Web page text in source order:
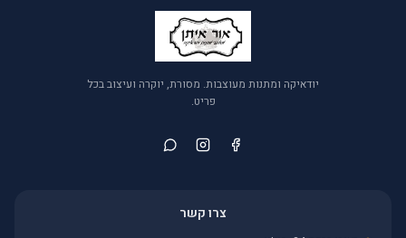
יודאיקה ומתנות מעוצבות. מסורת, יוקרה ועיצוב בכל
פריט.
צרו קשר